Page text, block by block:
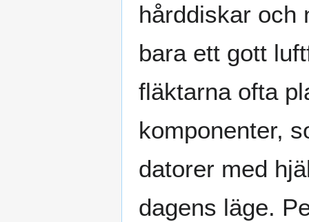
hårddiskar och
bara ett gott
fläktarna ofta
komponenter,
datorer med
dagens läge.